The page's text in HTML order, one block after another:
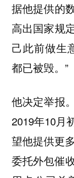
据他提供的
高出国家规
己此前做生
都已被毁。”
他决定举报
2019年10月
望他提供更
委托外包催